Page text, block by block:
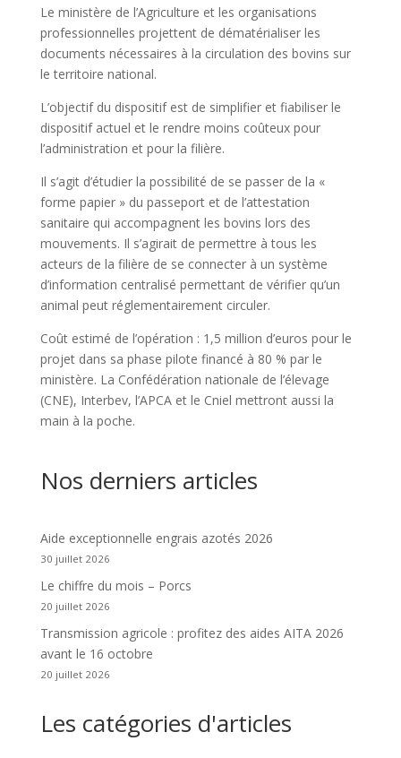
Le ministère de l’Agriculture et les organisations
professionnelles projettent de dématérialiser les
documents nécessaires à la circulation des bovins sur
le territoire national.
L’objectif du dispositif est de simplifier et fiabiliser le
dispositif actuel et le rendre moins coûteux pour
l’administration et pour la filière.
Il s’agit d’étudier la possibilité de se passer de la «
forme papier » du passeport et de l’attestation
sanitaire qui accompagnent les bovins lors des
mouvements. Il s’agirait de permettre à tous les
acteurs de la filière de se connecter à un système
d’information centralisé permettant de vérifier qu’un
animal peut réglementairement circuler.
Coût estimé de l’opération : 1,5 million d’euros pour le
projet dans sa phase pilote financé à 80 % par le
ministère. La Confédération nationale de l’élevage
(CNE), Interbev, l’APCA et le Cniel mettront aussi la
main à la poche.
Nos derniers articles
Aide exceptionnelle engrais azotés 2026
30 juillet 2026
Le chiffre du mois – Porcs
20 juillet 2026
Transmission agricole : profitez des aides AITA 2026
avant le 16 octobre
20 juillet 2026
Les catégories d'articles